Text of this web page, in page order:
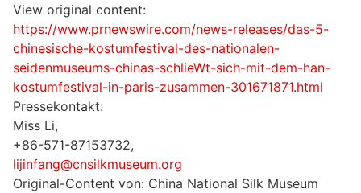
View original content:
https://www.prnewswire.com/news-releases/das-5-
chinesische-kostumfestival-des-nationalen-
seidenmuseums-chinas-schlieWt-sich-mit-dem-han-
kostumfestival-in-paris-zusammen-301671871.html
Pressekontakt:
Miss Li,
+86-571-87153732,
lijinfang@cnsilkmuseum.org
Original-Content von: China National Silk Museum